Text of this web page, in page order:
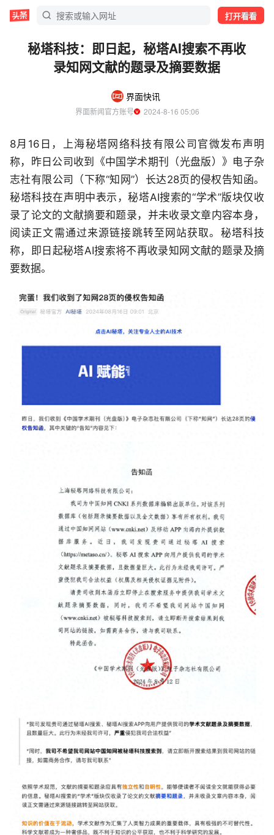
打开看看
秘塔科技：即日起，秘塔AI搜索不再收
录知网文献的题录及摘要数据
界面快讯
界面新闻官方账号
  2024-8-16 05:06
8月16日，上海秘塔网络科技有限公司官微发布声明
称，昨日公司收到《中国学术期刊（光盘版）》电子杂
志社有限公司（下称“知网”）长达28页的侵权告知函。
秘塔科技在声明中表示，秘塔AI搜索的“学术”版块仅收
录了论文的文献摘要和题录，并未收录文章内容本身，
阅读正文需通过来源链接跳转至网站获取。秘塔科技
称，即日起秘塔AI搜索将不再收录知网文献的题录及摘
要数据。